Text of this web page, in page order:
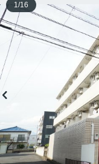
1/16